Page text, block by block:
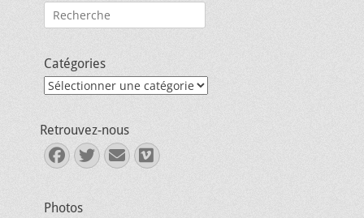
Rechercher :
Catégories
Catégories
Retrouvez-nous
Facebook
Twitter
E-
mail
Vimeo
Photos